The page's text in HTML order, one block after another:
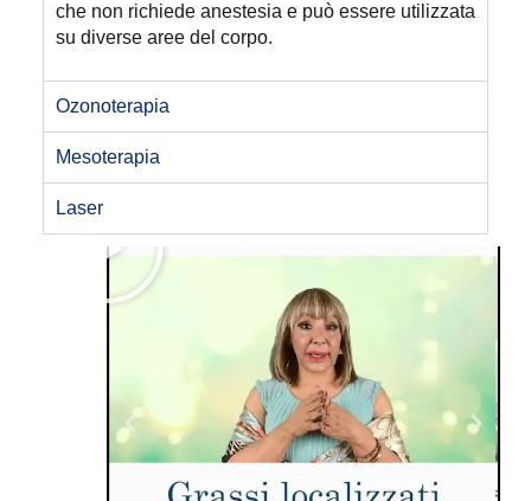
che non richiede anestesia e può essere utilizzata
su diverse aree del corpo.
Ozonoterapia
Mesoterapia
Laser